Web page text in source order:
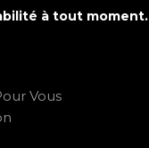
à tout moment.
Vous